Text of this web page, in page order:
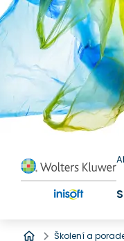
Úvod
Školení a